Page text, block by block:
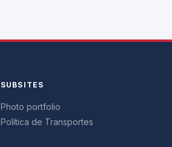
SUBSITES
Photo portfolio
Política de Transportes